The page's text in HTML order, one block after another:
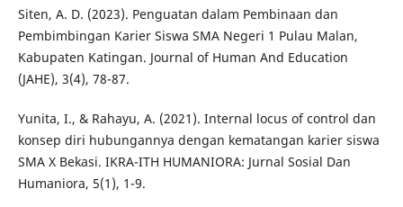
Siten, A. D. (2023). Penguatan dalam Pembinaan dan
Pembimbingan Karier Siswa SMA Negeri 1 Pulau Malan,
Kabupaten Katingan. Journal of Human And Education
(JAHE), 3(4), 78-87.
Yunita, I., & Rahayu, A. (2021). Internal locus of control dan
konsep diri hubungannya dengan kematangan karier siswa
SMA X Bekasi. IKRA-ITH HUMANIORA: Jurnal Sosial Dan
Humaniora, 5(1), 1-9.